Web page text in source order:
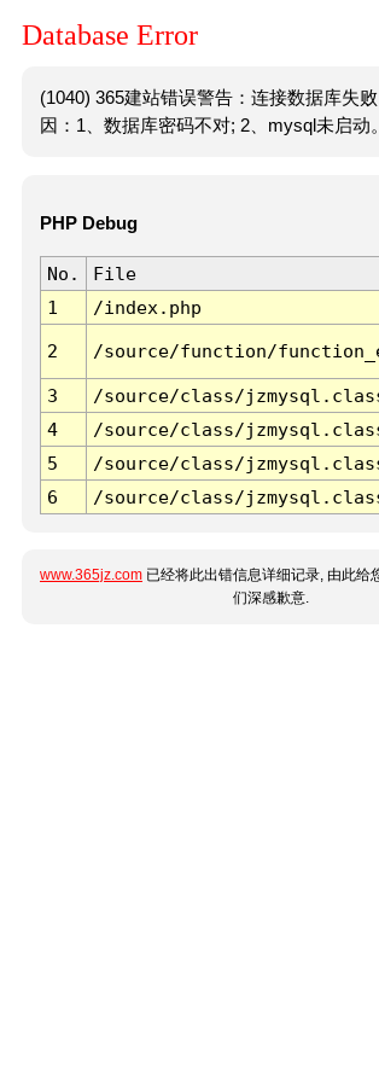
Database Error
(1040) 365建站错误警告：连接数据库失
因：1、数据库密码不对; 2、mysql未启动。
PHP Debug
No. File
1
/index.php
2 /source/function/
3 /source/class/
4
/source/class/
5
/source/class/
6
/source/class/
www.365jz.com 已经将此出错信息详细记录, 由此给
们深感歉意.